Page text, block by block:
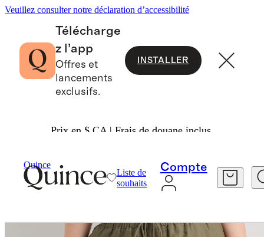
Veuillez consulter notre déclaration d’accessibilité
Télécharge
z l’app
Offres et
lancements
exclusifs.
INSTALLER
Prix en $ CA | Frais de douane inclus.
Quince
Liste de
souhaits
Compte